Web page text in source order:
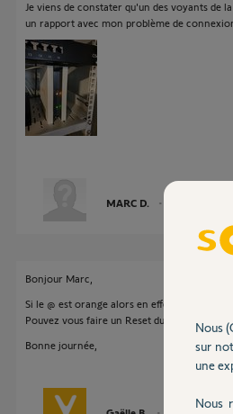
Je viens de constater qu'un des voyants
un rapport avec mon problème de
MARC D.
Bonjour Marc,
Si le @ est orange alors en effet le problème
Pouvez vous faire un Reset du Tahoma et
Bonne journée,
Nous
sur
une
Nous